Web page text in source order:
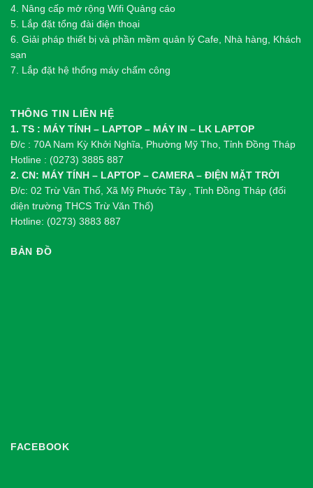
4. Nâng cấp mở rộng Wifi Quảng cáo
5. Lắp đặt tổng đài điện thoại
6. Giải pháp thiết bị và phần mềm quản lý Cafe, Nhà hàng, Khách
sạn
7. Lắp đặt hệ thống máy chấm công
THÔNG TIN LIÊN HỆ
1. TS : MÁY TÍNH – LAPTOP – MÁY IN – LK LAPTOP
Đ/c : 70A Nam Kỳ Khởi Nghĩa, Phường Mỹ Tho, Tỉnh Đồng Tháp
Hotline : (0273) 3885 887
2. CN: MÁY TÍNH – LAPTOP – CAMERA – ĐIỆN MẶT TRỜI
Đ/c: 02 Trừ Văn Thố, Xã Mỹ Phước Tây , Tỉnh Đồng Tháp (đối
diện trường THCS Trừ Văn Thố)
Hotline: (0273) 3883 887
BẢN ĐỒ
FACEBOOK